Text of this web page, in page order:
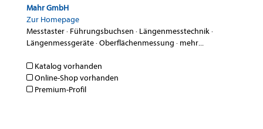
Mahr GmbH
Zur Homepage
Messtaster· Führungsbuchsen · Längenmesstechnik·
Längenmessgeräte·Oberflächenmessung · mehr...
Katalog vorhanden
Online-Shop vorhanden
Premium-Profil